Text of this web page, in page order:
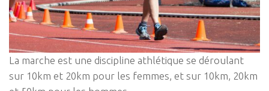
La marche est une discipline athlétique se déroulant
sur 10km et 20km pour les femmes, et sur 10km, 20km